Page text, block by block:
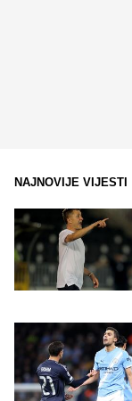
NAJNOVIJE VIJESTI